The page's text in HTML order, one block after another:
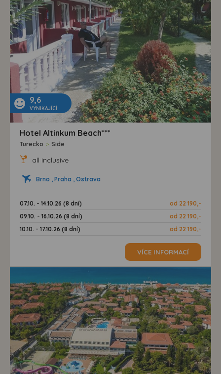
9,6
VYNIKAJÍCÍ
Hotel Altinkum Beach***
Turecko > Side
all inclusive
Brno , Praha , Ostrava
07.10. - 14.10.26 (8 dní)
od 22 190,-
09.10. - 16.10.26 (8 dní)
od 22 190,-
10.10. - 17.10.26 (8 dní)
od 22 190,-
VÍCE INFORMACÍ